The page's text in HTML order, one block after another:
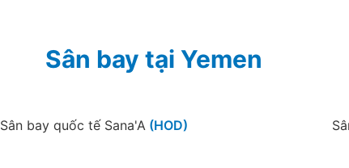
Sân bay tại Yemen
Sân bay quốc tế Sana'A (HOD)